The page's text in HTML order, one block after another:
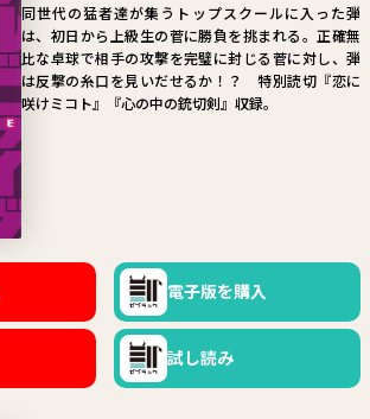
同世代の猛者達が集うトップスクールに入った弾
は、初日から上級生の菅に勝負を挑まれる。正確無
比な卓球で相手の攻撃を完璧に封じる菅に対し、弾
は反撃の糸口を見いだせるか！？ 特別読切『恋に
咲けミコト』『心の中の銃切剣』収録。
電子版を購入
試し読み